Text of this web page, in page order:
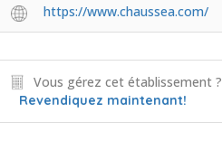
https://www.chaussea.com/
Vous gérez cet établissement ?
Revendiquez maintenant!